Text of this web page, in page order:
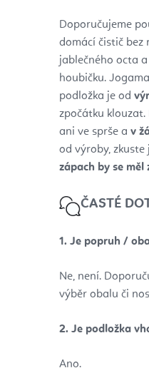
Doporučujeme
domácí čistič bez
jablečného octa
houbičku.
podložka je od
zpočátku klouzat.
ani ve sprše a v
od výroby,
zápach by se měl
ČASTÉ
1. Je popruh /
Ne, není.
výběr obalu či
2. Je podložka
Ano.